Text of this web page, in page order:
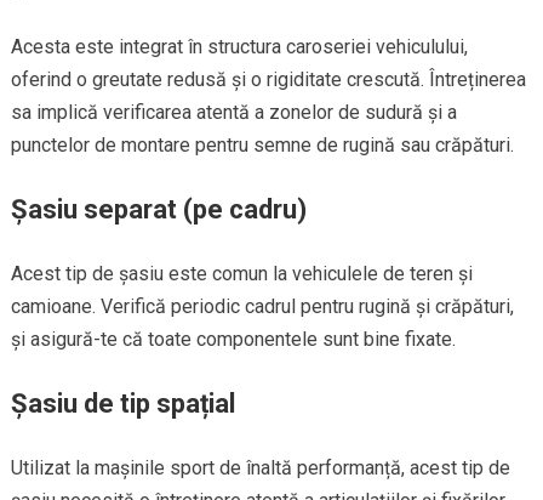
Acesta este integrat în structura caroseriei vehiculului,
oferind o greutate redusă și o rigiditate crescută. Întreținerea
sa implică verificarea atentă a zonelor de sudură și a
punctelor de montare pentru semne de rugină sau crăpături.
Șasiu separat (pe cadru)
Acest tip de șasiu este comun la vehiculele de teren și
camioane. Verifică periodic cadrul pentru rugină și crăpături,
și asigură-te că toate componentele sunt bine fixate.
Șasiu de tip spațial
Utilizat la mașinile sport de înaltă performanță, acest tip de